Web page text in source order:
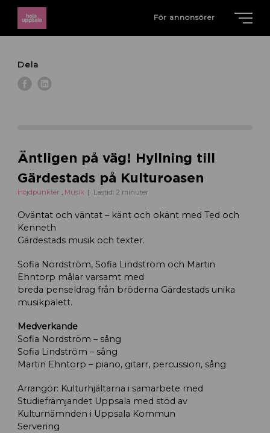
För annonsörer
Dela
Äntligen på väg! Hyllning till
Gärdestads på Kulturoasen
Höjdpunkter , Musik Lästid: 2 minuter
Oväntat och väntat – känt och okänt med Ted och
Kenneth
Gärdestads musik och texter.
Sofia Nordström, Sofia Lindström och Martin
Ehntorp målar varsamt med
breda penseldrag från bröderna Gärdestads unika
musikpalett.
Medverkande
Sofia Nordström – sång
Sofia Lindström – sång
Martin Ehntorp – piano, gitarr, percussion, sång
Arrangör: Kulturhjältarna i samarbete med
Studiefrämjandet Uppsala med stöd av
Kulturnämnden i Uppsala Kommun
Servering